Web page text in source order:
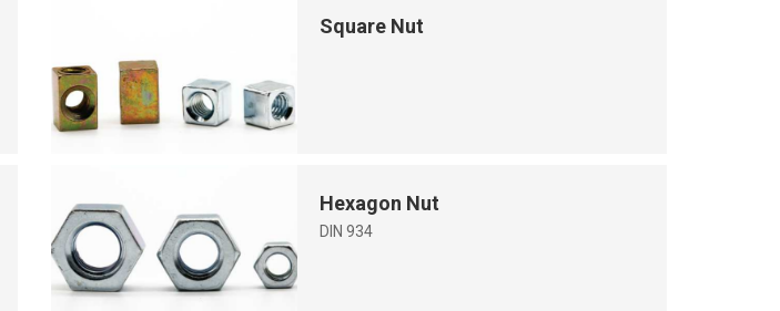
Square Nut
Hexagon Nut
DIN 934